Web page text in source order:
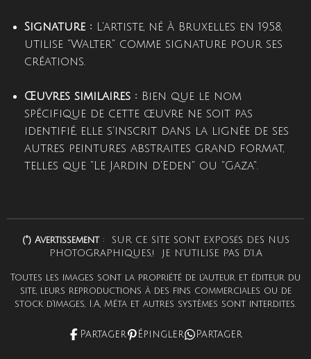
Signature : L'artiste, né à Bruxelles en 1958,
utilise "Walter" comme signature pour ses
créations.
Œuvres similaires : Bien que le nom
spécifique de cette œuvre ne soit pas
identifié, elle s'inscrit dans la lignée de ses
autres peintures abstraites grand format,
telles que "Le Jardin d'Eden" ou "Gaza".
(°) Avertissement: SUR CE SITE SONT EXPOSéS DES NUS
PHOTOGRAPHIQUES,! JE N'UTILISE PAS D'I.A
Toutes les images sont la propriété de l'auteur et éditeur du
site, leurs reproductions à des fins commerciales ou de
stock d'images, I.A, Méta et autres systèmes sont interdites.
Partager Épingler Partager